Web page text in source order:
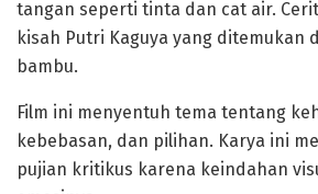
tangan seperti tinta dan cat air.
kisah Putri Kaguya yang ditemukan
bambu.
Film ini menyentuh tema tentang
kebebasan, dan pilihan. Karya ini
pujian kritikus karena keindahan